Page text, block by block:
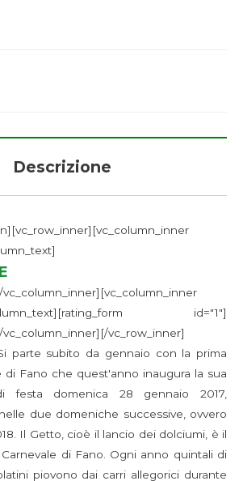
Descrizione
id="1"]
vc_row_inner]
parte subito da gennaio con la prima
di Fano che quest'anno inaugura la sua
festa domenica 28 gennaio 2017,
due domeniche successive, ovvero
Il Getto, cioè il lancio dei dolciumi, è il
di Fano. Ogni anno quintali di
piovono dai carri allegorici durante